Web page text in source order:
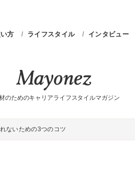
方 ライフスタイル インタビュー
のためのキャリアライフスタイルマガジン
ないための3つのコツ